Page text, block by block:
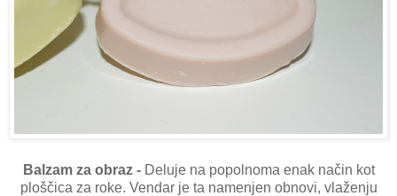
Balzam za obraz - Deluje na popolnoma enak način kot
ploščica za roke. Vendar je ta namenjen obnovi, vlaženju